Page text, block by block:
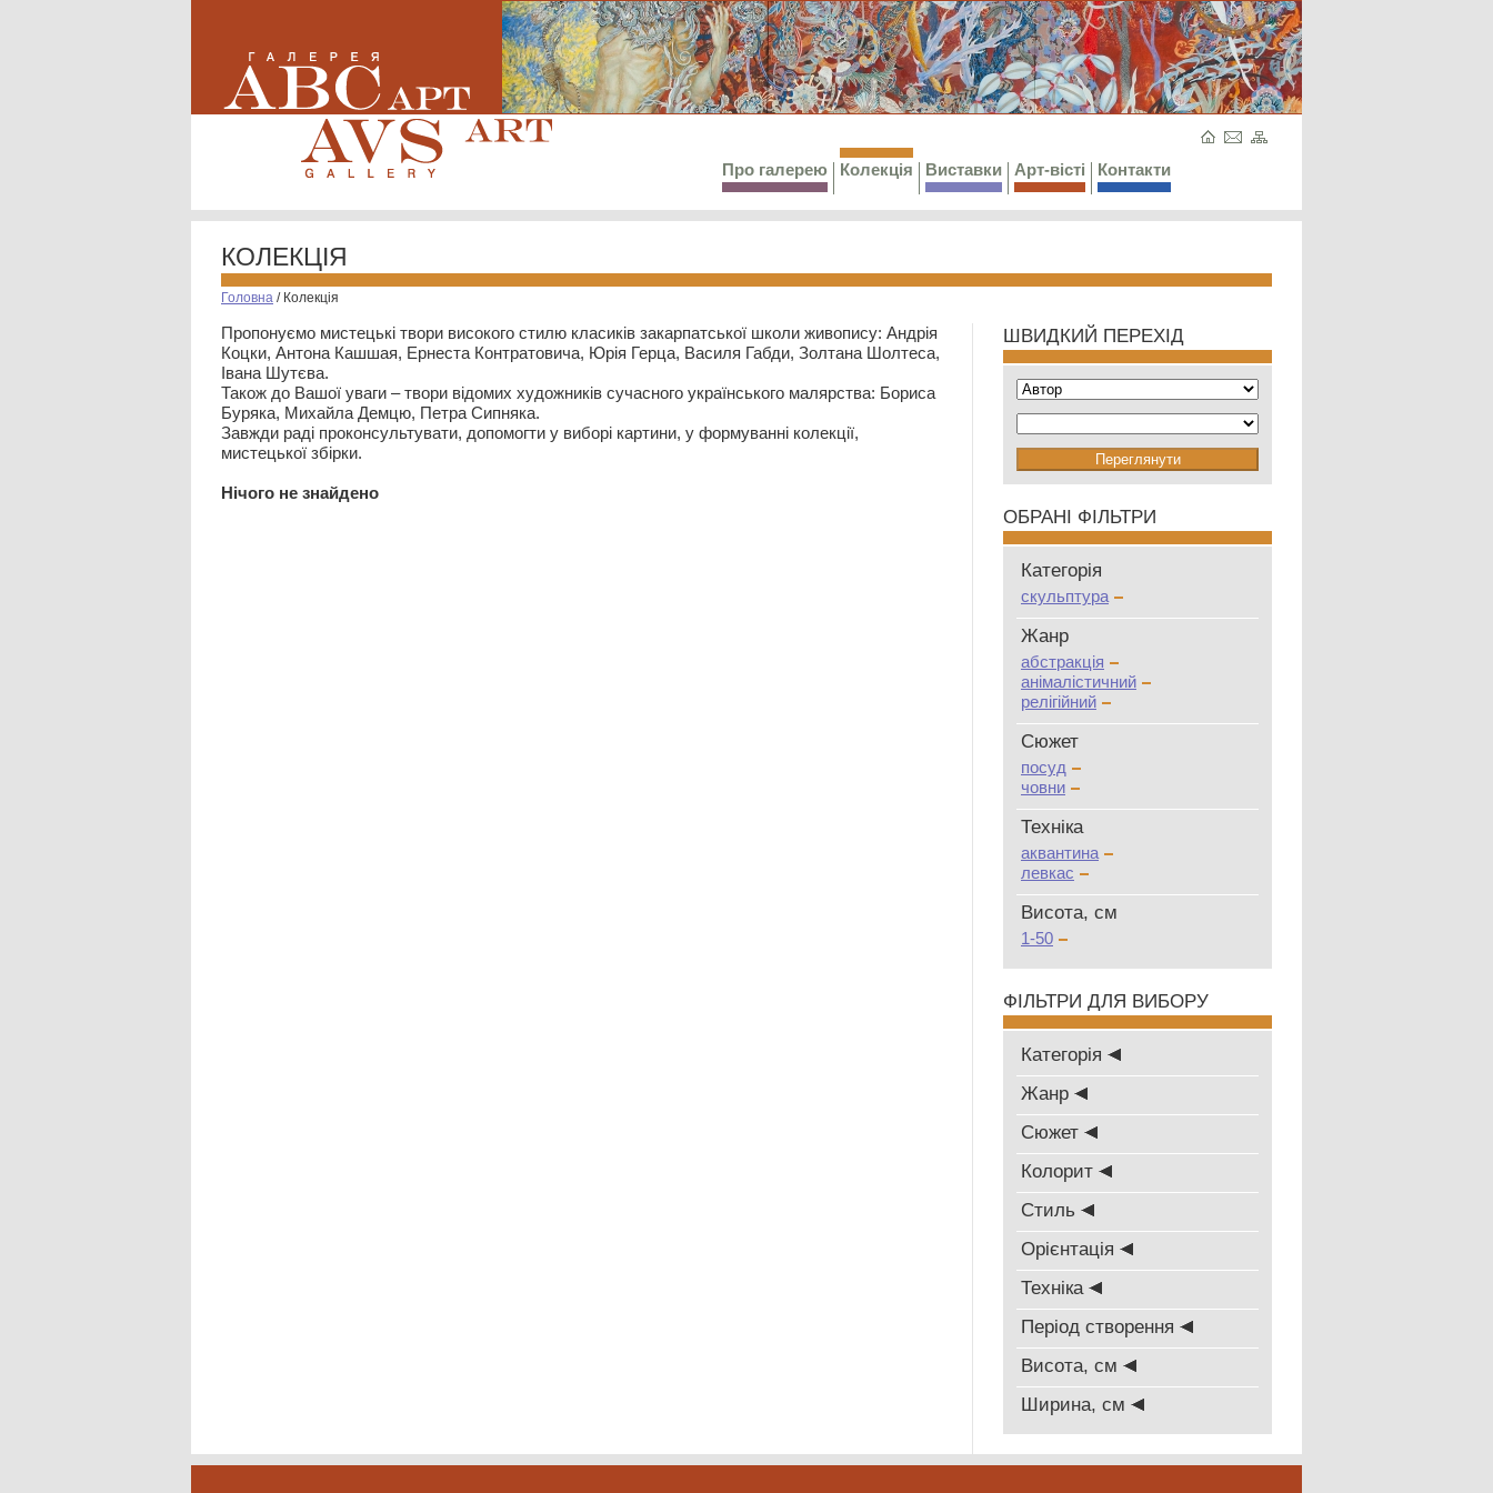
Про галерею Колекція Виставки Арт-вісті Контакти
КОЛЕКЦІЯ
Головна / Колекція
Пропонуємо мистецькі твори високого стилю класиків закарпатської школи живопису: Андрія
Коцки, Антона Кашшая, Ернеста Контратовича, Юрія Герца, Василя Габди, Золтана Шолтеса,
Івана Шутєва.
Також до Вашої уваги – твори відомих художників сучасного українського малярства: Бориса
Буряка, Михайла Демцю, Петра Сипняка.
Завжди раді проконсультувати, допомогти у виборі картини, у формуванні колекції,
мистецької збірки.
Нiчого не знайдено
ШВИДКИЙ ПЕРЕХІД
ОБРАНІ ФІЛЬТРИ
Категорія
скульптура
Жанр
абстракція
анімалістичний
релігійний
Сюжет
посуд
човни
Техніка
аквантина
левкас
Висота, см
1-50
ФІЛЬТРИ ДЛЯ ВИБОРУ
Категорія
Жанр
Сюжет
Колорит
Стиль
Oрієнтація
Техніка
Період створення
Висота, см
Ширина, см